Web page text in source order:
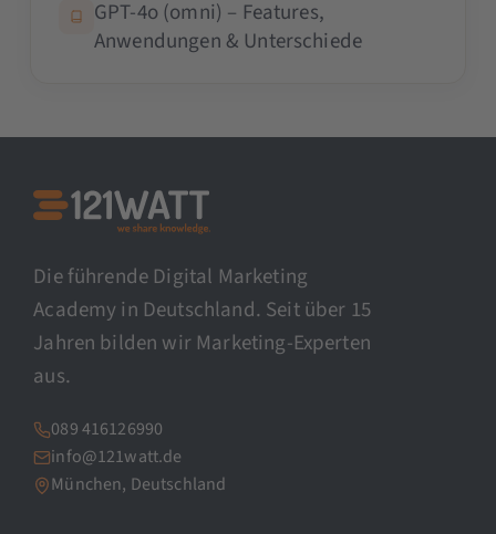
GPT-4o (omni) – Features,
Anwendungen & Unterschiede
Die führende Digital Marketing
Academy in Deutschland. Seit über 15
Jahren bilden wir Marketing-Experten
aus.
089 416126990
info@121watt.de
München, Deutschland